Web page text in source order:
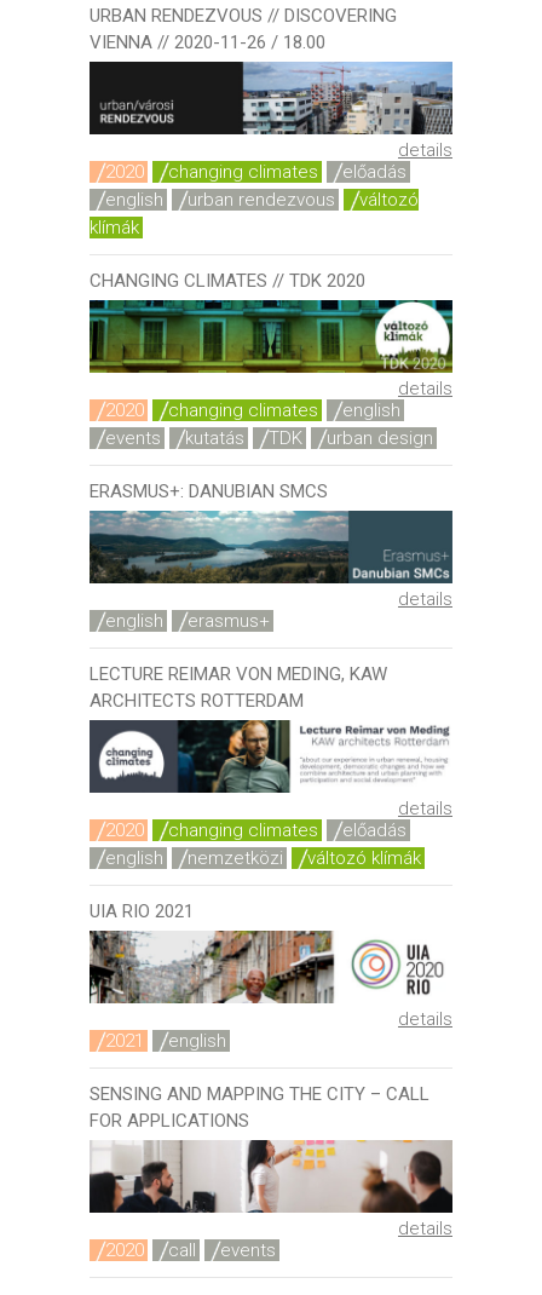
URBAN RENDEZVOUS // DISCOVERING
VIENNA // 2020-11-26 / 18.00
details
2020
changing climates
előadás
english
urban rendezvous
változó
klímák
CHANGING CLIMATES // TDK 2020
details
2020
changing climates
english
events
kutatás TDK urban design
ERASMUS+: DANUBIAN SMCS
details
english
erasmus+
LECTURE REIMAR VON MEDING, KAW
ARCHITECTS ROTTERDAM
details
2020
changing climates
előadás
english
nemzetközi változó klímák
UIA RIO 2021
details
2021
english
SENSING AND MAPPING THE CITY – CALL
FOR APPLICATIONS
details
2020
call events